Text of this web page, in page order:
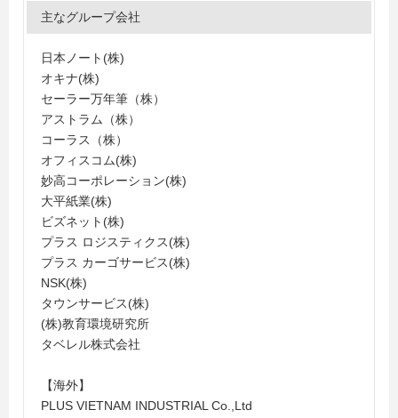
主なグループ会社
日本ノート(株)
オキナ(株)
セーラー万年筆（株）
アストラム（株）
コーラス（株）
オフィスコム(株)
妙高コーポレーション(株)
大平紙業(株)
ビズネット(株)
プラス ロジスティクス(株)
プラス カーゴサービス(株)
NSK(株)
タウンサービス(株)
(株)教育環境研究所
タベレル株式会社
【海外】
PLUS VIETNAM INDUSTRIAL Co.,Ltd